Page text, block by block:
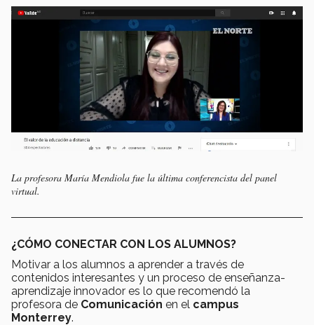
La profesora María Mendiola fue la última conferencista del panel
virtual.
¿CÓMO CONECTAR CON LOS ALUMNOS?
Motivar a los alumnos a aprender a través de
contenidos interesantes y un proceso de enseñanza-
aprendizaje innovador es lo que recomendó la
profesora de Comunicación en el campus
Monterrey.